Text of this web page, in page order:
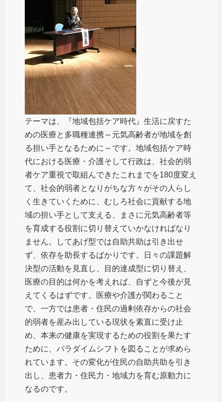
テーマは、『地域包括ケア時代』生活に戻すた
めの医療と多職種連携～元気高齢者が地域を創
る担い手となるために～です。地域包括ケア時
代における医療・介護そして行政は、社会的弱
者ケア重視で取組んできたこれまでを180度変え
て、社会的弱者となりがちな方々がその人らし
く生きていくために、むしろ社会に貢献する地
域の担い手として支える、まさに元気高齢者等
を育成する役割に切り替えていかなければなり
ません。してあげ型では自助共助は引き出せ
ず、依存を助長するばかりです。日々の課題解
決型の活動を見直し、目的達成型に切り替え、
医療の目的は何かを考えれば、自ずと今後が見
えてくるはずです。医療や介護が関わること
で、一方では患者・住民の過剰依存からの社会
的弱者を産み出している現状を素直に受け止
め、本来の健康を実現するための役割を果たす
ために、パラダイムシフトを図ることが求めら
れています。その変化が住民の自助共助を引き
出し、患者力・住民力・地域力を育む原動力に
なるのです。